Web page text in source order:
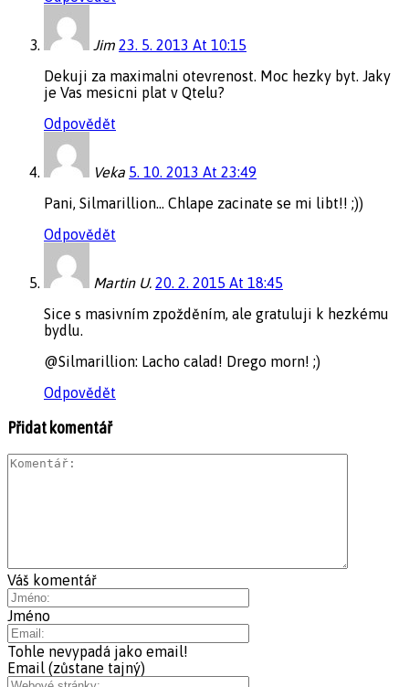
Jim 23. 5. 2013 At 10:15
Dekuji za maximalni otevrenost. Moc hezky byt. Jaky
je Vas mesicni plat v Qtelu?
Odpovědět
Veka 5. 10. 2013 At 23:49
Pani, Silmarillion… Chlape zacinate se mi libt!! ;))
Odpovědět
Martin U. 20. 2. 2015 At 18:45
Sice s masivním zpožděním, ale gratuluji k hezkému
bydlu.
@Silmarillion: Lacho calad! Drego morn! ;)
Odpovědět
Přidat komentář
Váš komentář
Jméno
Tohle nevypadá jako email!
Email (zůstane tajný)